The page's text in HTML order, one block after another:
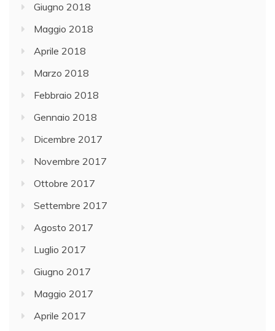
Giugno 2018
Maggio 2018
Aprile 2018
Marzo 2018
Febbraio 2018
Gennaio 2018
Dicembre 2017
Novembre 2017
Ottobre 2017
Settembre 2017
Agosto 2017
Luglio 2017
Giugno 2017
Maggio 2017
Aprile 2017